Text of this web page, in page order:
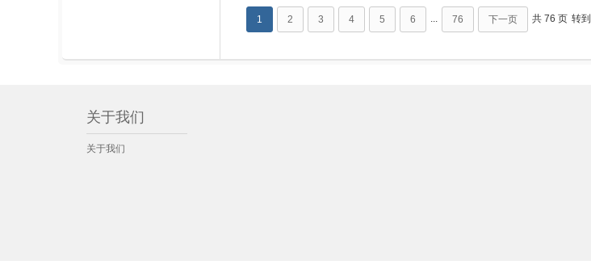
1 2 3 4 5 6 ... 76 下一页 共 76 页 转到
关于我们
关于我们